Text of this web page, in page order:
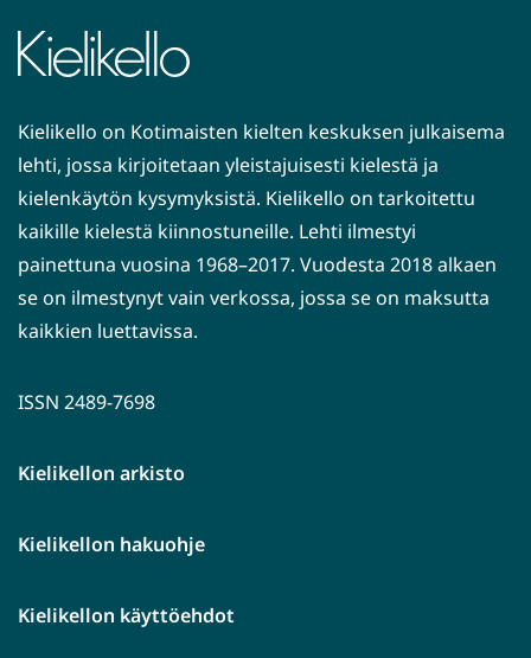
Kielikello on Kotimaisten kielten keskuksen julkaisema
lehti, jossa kirjoitetaan yleistajuisesti kielestä ja
kielenkäytön kysymyksistä. Kielikello on tarkoitettu
kaikille kielestä kiinnostuneille. Lehti ilmestyi
painettuna vuosina 1968–2017. Vuodesta 2018 alkaen
se on ilmestynyt vain verkossa, jossa se on maksutta
kaikkien luettavissa.
ISSN 2489-7698
Kielikellon arkisto
Kielikellon hakuohje
Kielikellon käyttöehdot